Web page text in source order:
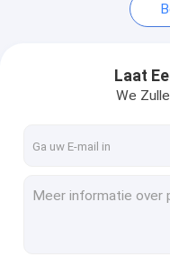
Recombinante
Recombinante IGF
Recombinante
Laat
We